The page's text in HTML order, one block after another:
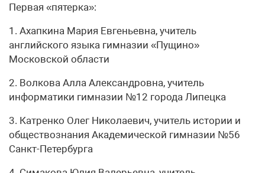
Первая «пятерка»:
1. Ахапкина Мария Евгеньевна, учитель
английского языка гимназии «Пущино»
Московской области
2. Волкова Алла Александровна, учитель
информатики гимназии №12 города Липецка
3. Катренко Олег Николаевич, учитель истории и
обществознания Академической гимназии №56
Санкт-Петербурга